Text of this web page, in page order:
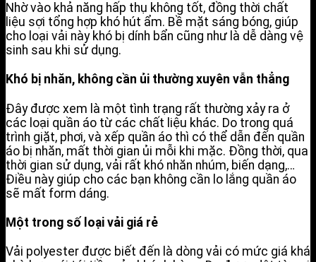
Nhờ vào khả năng hấp thụ không tốt, đồng thời chất
liệu sợi tổng hợp khó hút ẩm. Bề mặt sáng bóng, giúp
cho loại vải này khó bị dính bẩn cũng như là dễ dàng vệ
sinh sau khi sử dụng.
Khó bị nhăn, không cần ủi thường xuyên vẫn thẳng
Đây được xem là một tình trạng rất thường xảy ra ở
các loại quần áo từ các chất liệu khác. Do trong quá
trình giặt, phơi, và xếp quần áo thì có thể dẫn đến quần
áo bị nhăn, mất thời gian ủi mỗi khi mặc. Đồng thời, qua
thời gian sử dụng, vải rất khó nhăn nhúm, biến dạng,…
Điều này giúp cho các bạn không cần lo lắng quần áo
sẽ mất form dáng.
Một trong số loại vải giá rẻ
Vải polyester được biết đến là dòng vải có mức giá khá